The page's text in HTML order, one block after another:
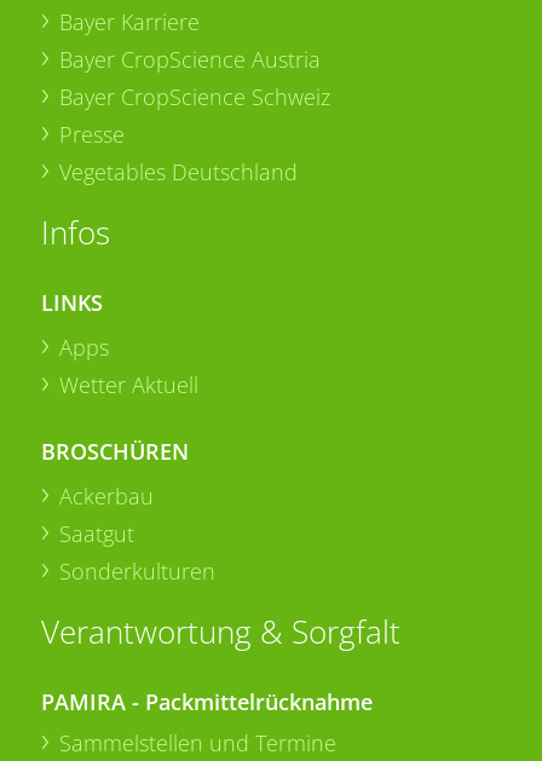
Bayer Karriere
Bayer CropScience Austria
Bayer CropScience Schweiz
Presse
Vegetables Deutschland
Infos
LINKS
Apps
Wetter Aktuell
BROSCHÜREN
Ackerbau
Saatgut
Sonderkulturen
Verantwortung & Sorgfalt
PAMIRA - Packmittelrücknahme
Sammelstellen und Termine